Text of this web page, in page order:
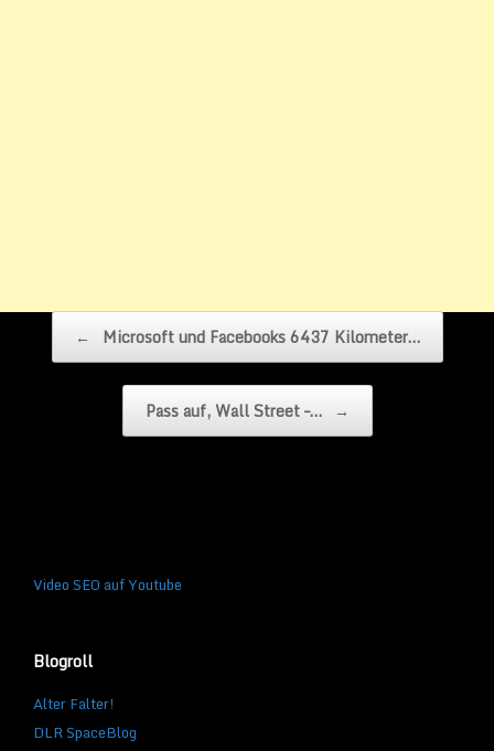
Beitragsnavigation
← Microsoft und Facebooks 6437 Kilometer…
Pass auf, Wall Street –… →
Video SEO auf Youtube
Blogroll
Alter Falter!
DLR SpaceBlog